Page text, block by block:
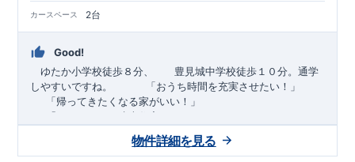
カースペース 2台
Good!
ゆたか小学校徒歩８分、 豊見城中学校徒歩１０分。通学
しやすいですね。
「おうち時間を充実させたい！」
「帰ってきたくなる家がいい！」
「おしゃれなら建売住宅もありかも！」
TEL:098-860-2201（火・水曜日定休日、年末年始休み）
物件詳細を見る